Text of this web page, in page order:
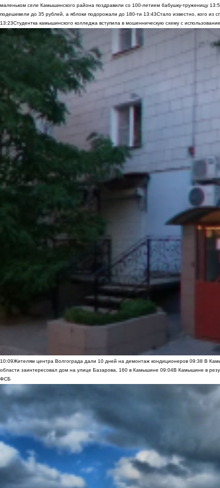
маленьком селе Камышинского района поздравили со 100-летием бабушку-труженицу
подешевели до 35 рублей, а яблоки подорожали до 180-ти 13:43Стало известно, кого из
13:23Студентка камышинского колледжа вступила в мошенническую схему с
10:09Жителям центра Волгограда дали 10 дней на демонтаж кондиционеров 09:38 В
области заинтересовал дом на улице Базарова, 160 в Камышине 09:04В Камышине в
ФСБ